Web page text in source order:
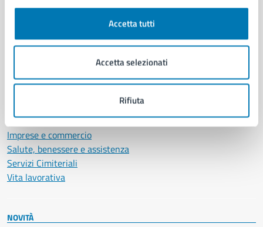
Accetta tutti
Accetta selezionati
Rifiuta
Ambiente
Anagrafe e stato civile
Cultura e tempo libero
Giustizia e sicurezza pubblica
Imprese e commercio
Salute, benessere e assistenza
Servizi Cimiteriali
Vita lavorativa
NOVITÀ